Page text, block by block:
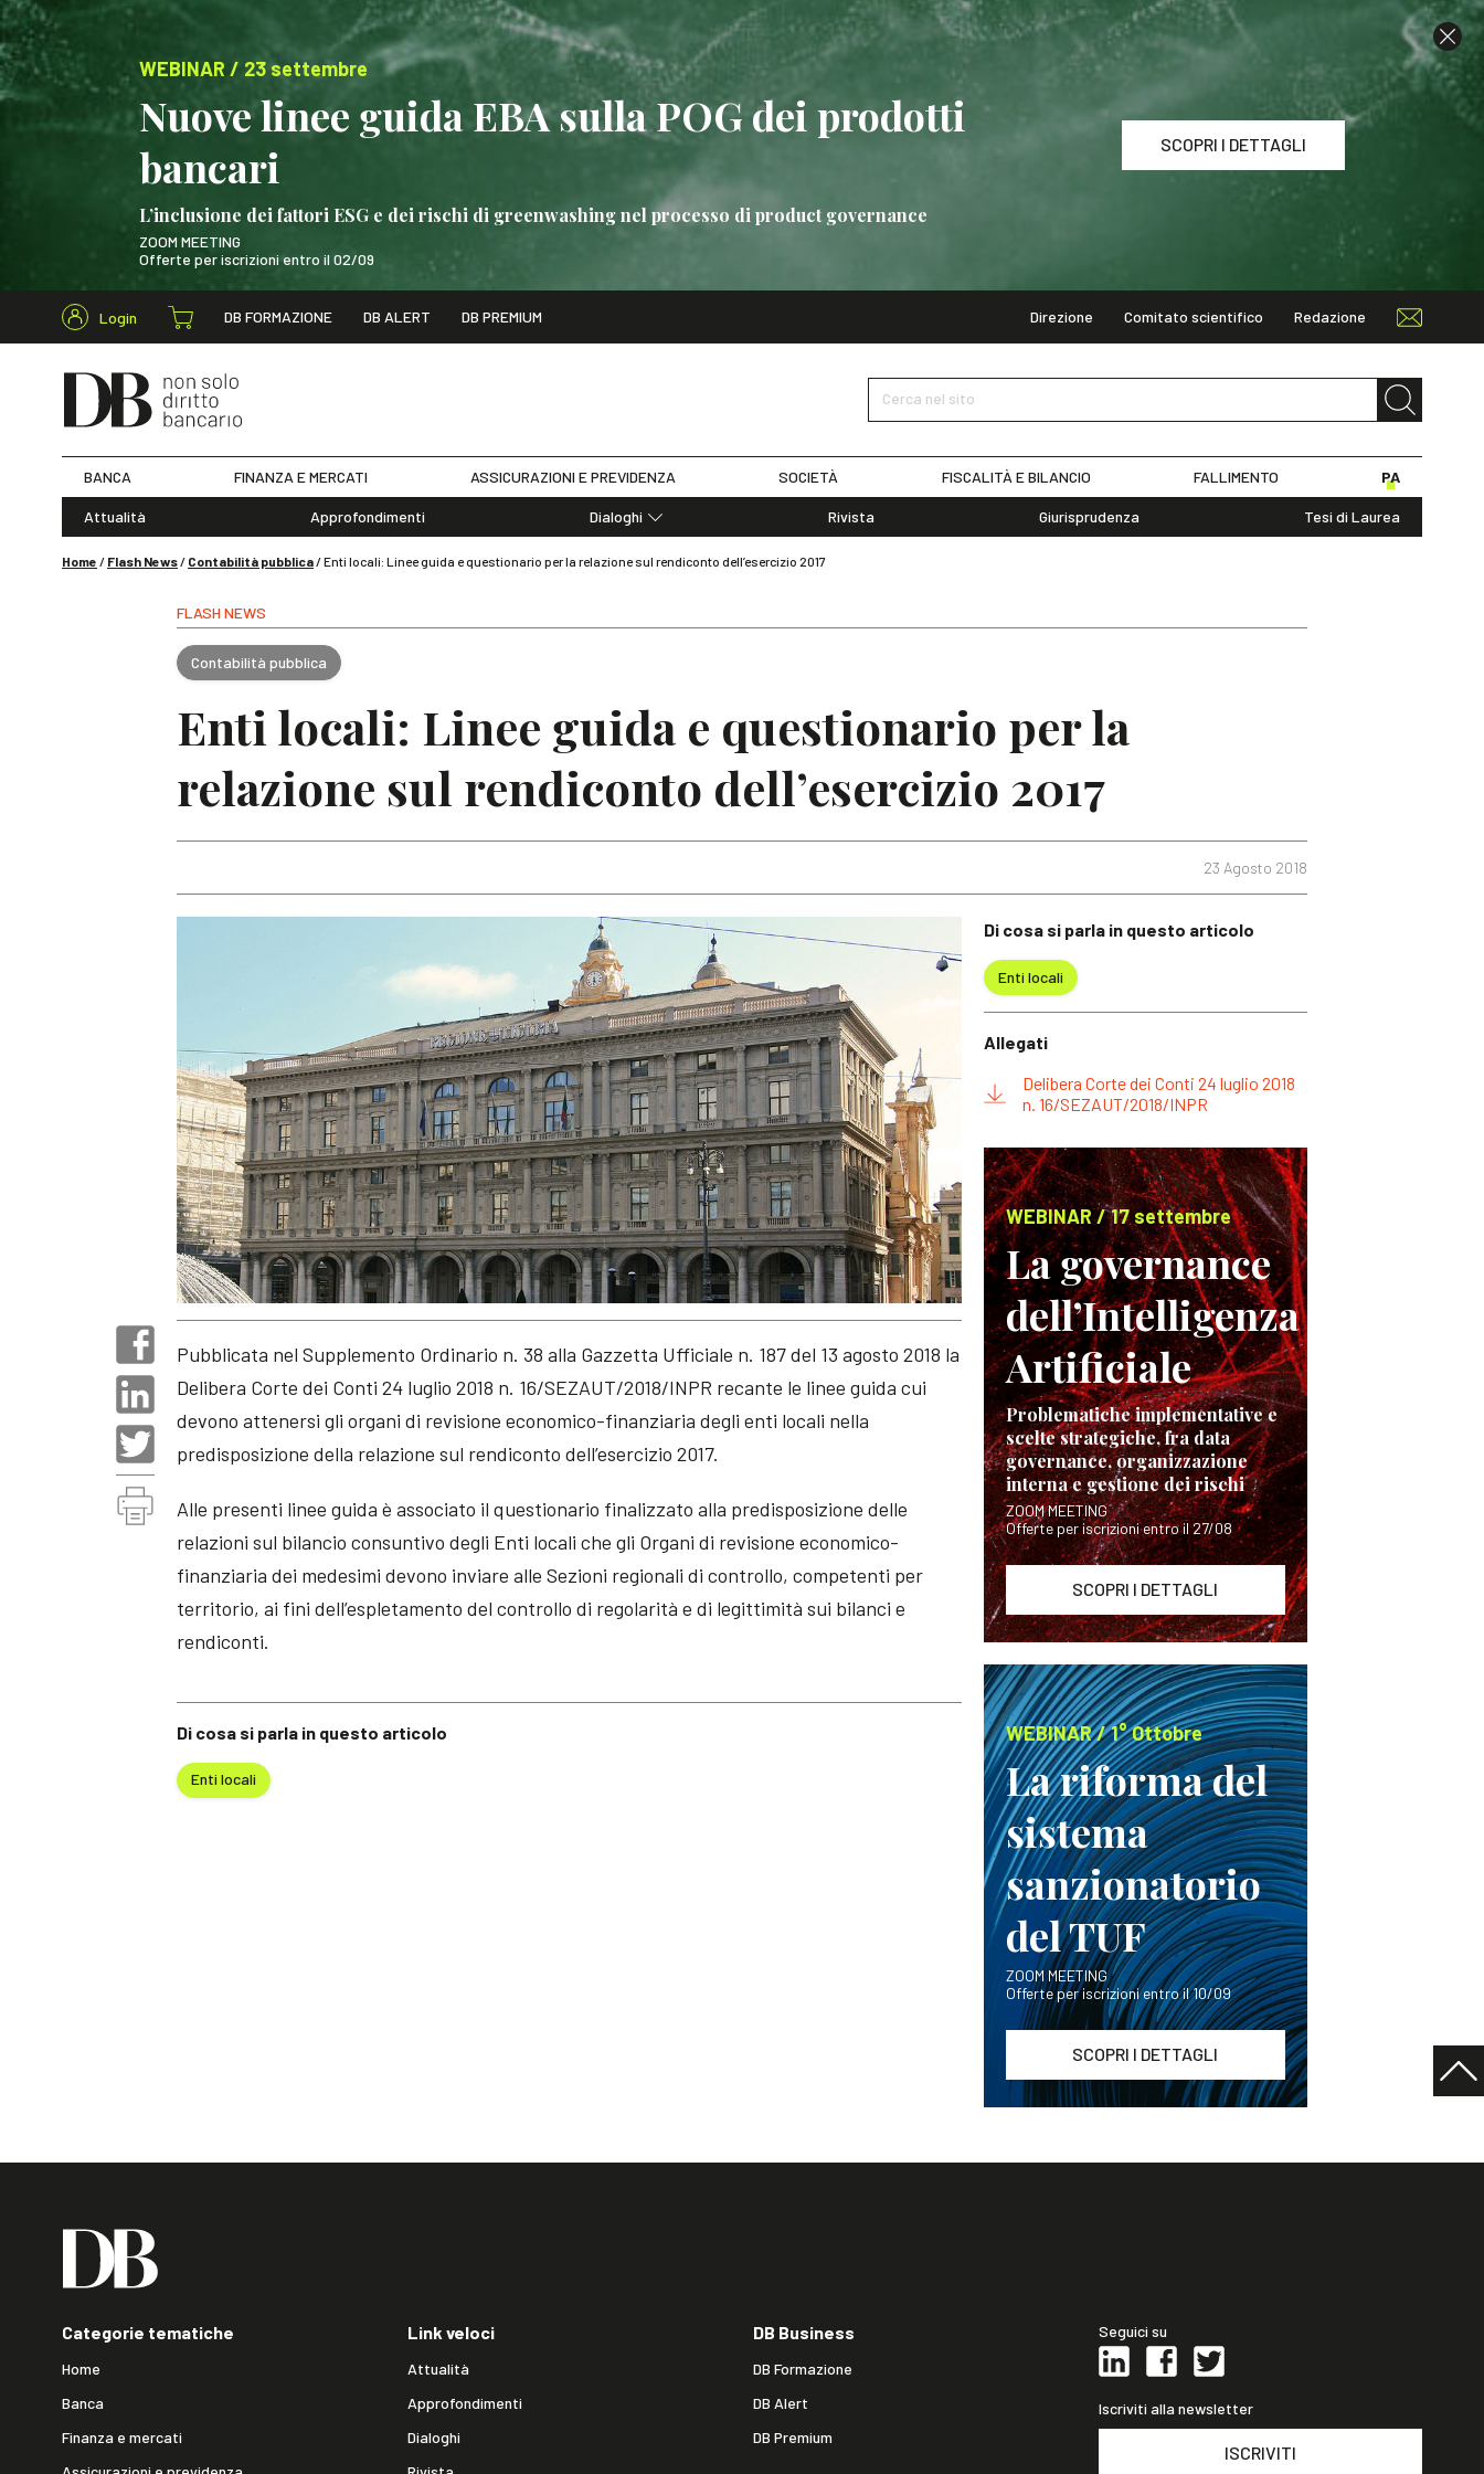
WEBINAR / 23 settembre
Nuove linee guida EBA sulla POG dei prodotti
bancari
L’inclusione dei fattori ESG e dei rischi di greenwashing nel processo di product governance
ZOOM MEETING
Offerte per iscrizioni entro il 02/09
SCOPRI I DETTAGLI
WEBINAR / 23 settembre Nuove linee guida EBA sulla POG dei prodotti bancari SCOPRI I DETTAGLI
Login DB FORMAZIONE DB ALERT DB PREMIUM Direzione Comitato scientifico Redazione
Cerca nel sito
Cerca nel sito
BANCA FINANZA E MERCATI ASSICURAZIONI E PREVIDENZA SOCIETÀ FISCALITÀ E BILANCIO FALLIMENTO PA
Attualità Approfondimenti
Dialoghi
Rivista Giurisprudenza Tesi di Laurea
Home / Flash News/ Contabilità pubblica/Enti locali: Linee guida e questionario per la relazione sul rendiconto dell’esercizio 2017
FLASH NEWS
Contabilità pubblica
Enti locali: Linee guida e questionario per la
relazione sul rendiconto dell’esercizio 2017
23 Agosto 2018
Di cosa si parla in questo articolo
Enti locali
Pubblicata nel Supplemento Ordinario n. 38 alla Gazzetta Ufficiale n. 187 del 13 agosto 2018 la
Delibera Corte dei Conti 24 luglio 2018 n. 16/SEZAUT/2018/INPR recante le linee guida cui
devono attenersi gli organi di revisione economico-finanziaria degli enti locali nella
predisposizione della relazione sul rendiconto dell’esercizio 2017.
Alle presenti linee guida è associato il questionario finalizzato alla predisposizione delle
relazioni sul bilancio consuntivo degli Enti locali che gli Organi di revisione economico-
finanziaria dei medesimi devono inviare alle Sezioni regionali di controllo, competenti per
territorio, ai fini dell’espletamento del controllo di regolarità e di legittimità sui bilanci e
rendiconti.
Di cosa si parla in questo articolo
Enti locali
Allegati
Delibera Corte dei Conti 24 luglio 2018
n. 16/SEZAUT/2018/INPR
WEBINAR / 17 settembre
La governance
dell’Intelligenza
Artificiale
Problematiche implementative e
scelte strategiche, fra data
governance, organizzazione
interna e gestione dei rischi
ZOOM MEETING
Offerte per iscrizioni entro il 27/08
SCOPRI I DETTAGLI
WEBINAR / 1° Ottobre
La riforma del
sistema
sanzionatorio
del TUF
ZOOM MEETING
Offerte per iscrizioni entro il 10/09
SCOPRI I DETTAGLI
Categorie tematiche
Home
Banca
Finanza e mercati
Link veloci
Attualità
Approfondimenti
Dialoghi
DB Business
DB Formazione
DB Alert
DB Premium
Seguici su
Iscriviti alla newsletter
ISCRIVITI